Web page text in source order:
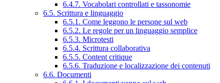
6.4.7. Vocabolari controllati e tassonomie
6.5. Scrittura e linguaggio
6.5.1. Come leggono le persone sul web
6.5.2. Le regole per un linguaggio semplice
6.5.3. Microtesti
6.5.4. Scrittura collaborativa
6.5.5. Content critique
6.5.6. Traduzione e localizzazione dei contenuti
6.6. Documenti